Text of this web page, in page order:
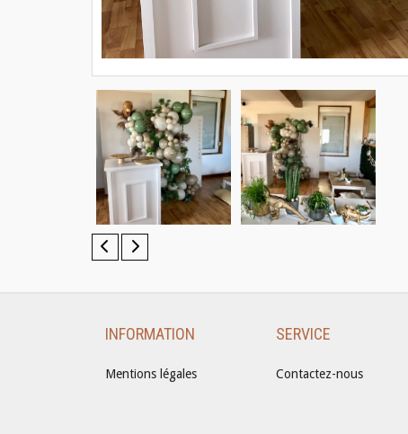
INFORMATION
Mentions légales
SERVICE
Contactez-nous